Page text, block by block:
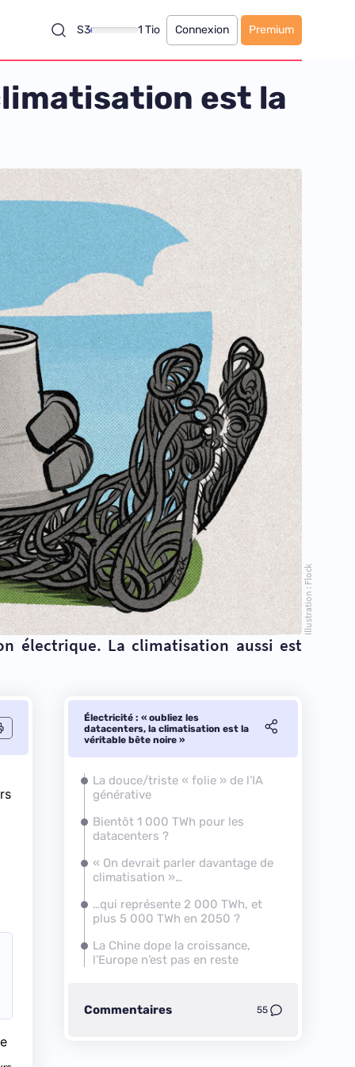
S3 1 Tio Connexion Premium
est la
Illustration : Flock
électrique. La climatisation aussi est
Électricité : « oubliez les
datacenters, la climatisation est la
véritable bête noire »
La douce/triste « folie » de l’IA
générative
Bientôt 1 000 TWh pour les
datacenters ?
« On devrait parler davantage de
climatisation »…
…qui représente 2 000 TWh, et
plus 5 000 TWh en 2050 ?
La Chine dope la croissance,
l’Europe n’est pas en reste
Commentaires 55